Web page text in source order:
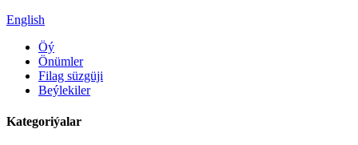
English
Öý
Önümler
Filag süzgüji
Beýlekiler
Kategoriýalar